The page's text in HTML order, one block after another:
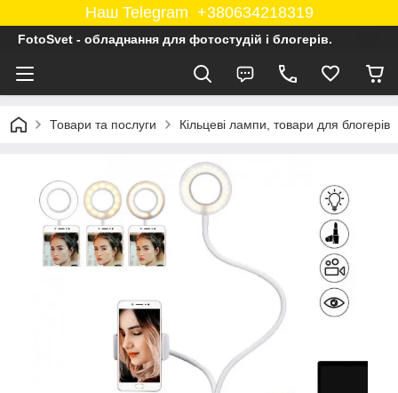
Наш Telegram +380634218319
FotoSvet - обладнання для фотостудій і блогерів.
Товари та послуги Кільцеві лампи, товари для блогерів